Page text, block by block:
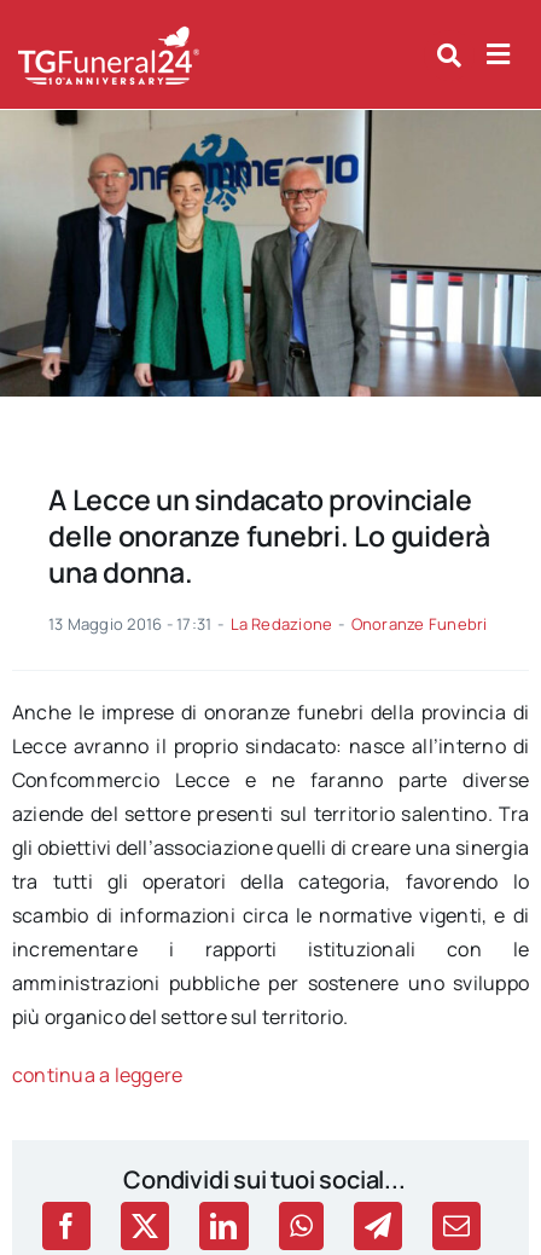
content
A Lecce un sindacato provinciale
delle onoranze funebri. Lo guiderà
una donna.
13 Maggio 2016 - 17:31 - La Redazione - Onoranze Funebri
Anche le imprese di onoranze funebri della provincia di
Lecce avranno il proprio sindacato: nasce all’interno di
Confcommercio Lecce e ne faranno parte diverse
aziende del settore presenti sul territorio salentino. Tra
gli obiettivi dell’associazione quelli di creare una sinergia
tra tutti gli operatori della categoria, favorendo lo
scambio di informazioni circa le normative vigenti, e di
incrementare i rapporti istituzionali con le
amministrazioni pubbliche per sostenere uno sviluppo
più organico del settore sul territorio.
continua a leggere
Condividi sui tuoi social...